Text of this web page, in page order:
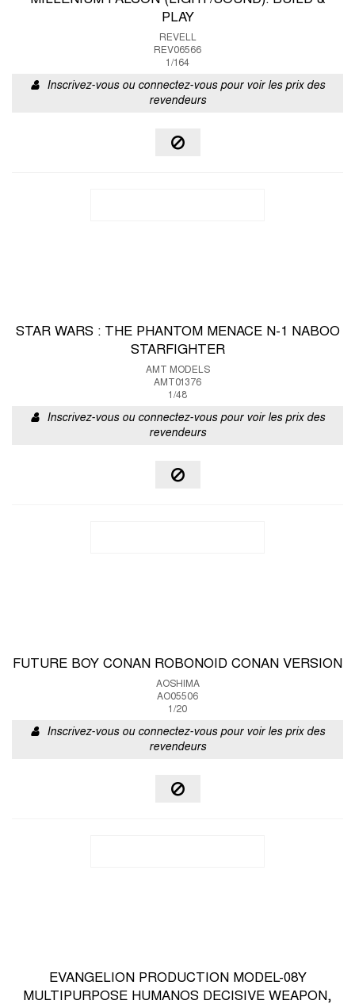
PLAY
REVELL
REV06566
1/164
Inscrivez-vous ou connectez-vous pour voir les prix des
revendeurs
STAR WARS : THE PHANTOM MENACE N-1 NABOO
STARFIGHTER
AMT MODELS
AMT01376
1/48
Inscrivez-vous ou connectez-vous pour voir les prix des
revendeurs
FUTURE BOY CONAN ROBONOID CONAN VERSION
AOSHIMA
AO05506
1/20
Inscrivez-vous ou connectez-vous pour voir les prix des
revendeurs
EVANGELION PRODUCTION MODEL-08Y
MULTIPURPOSE HUMANOS DECISIVE WEAPON,